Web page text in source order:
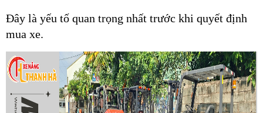
Đây là yếu tố quan trọng nhất trước khi quyết định
mua xe.